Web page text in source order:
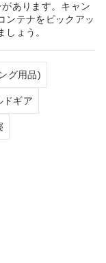
あります。キャン
ンテナをピックアッ
ょう。
グ用品)
ドギア